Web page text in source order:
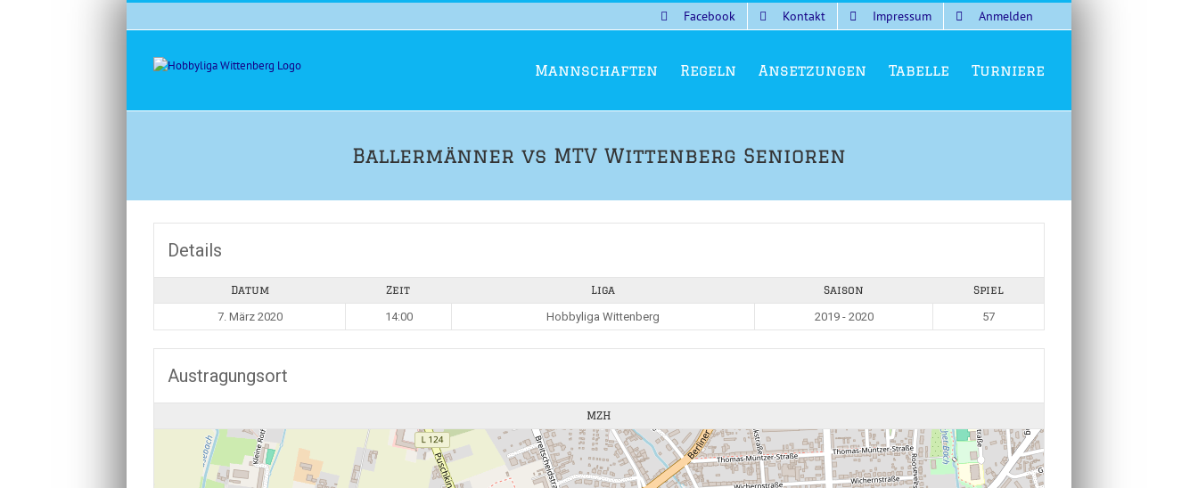
Facebook Kontakt Impressum Anmelden
Mannschaften Regeln Ansetzungen Tabelle Turniere
Ballermänner vs MTV Wittenberg Senioren
Details
Datum Zeit Liga Saison Spiel
7. März 2020 14:00 Hobbyliga Wittenberg 2019 - 2020 57
Austragungsort
MZH